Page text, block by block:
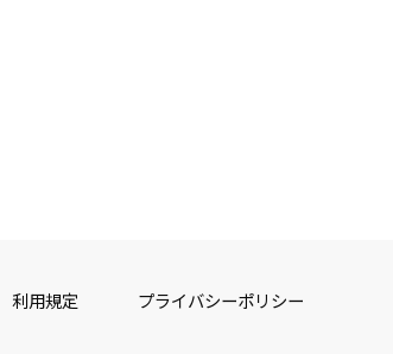
利用規定 プライバシーポリシー